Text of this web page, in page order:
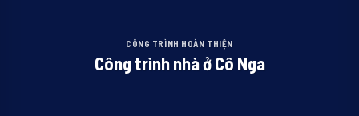
CÔNG TRÌNH HOÀN THIỆN
Công trình nhà ở Cô Nga